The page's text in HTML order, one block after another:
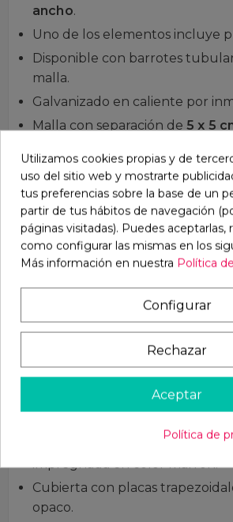
ancho.
Uno de los elementos incluye
Disponible con barrotes
malla.
Galvanizado en caliente por
Malla con separación de 5 x 5
Barrotes con separación de
por separado)
Puerta
Puerta situada en el lado
Cerrojo preparado para colocar
cerradura.
Candado no incluido.
Techo
Estructura inferior de vigas de
Remate frontal decorativo de
impregnada en color marrón.
Cubierta con placas
opaco.
Utilizamos cookies propias y de
uso del sitio web y mostrarte
tus preferencias sobre la base de un
partir de tus hábitos de navegación
páginas visitadas). Puedes aceptarlas,
como configurar las mismas en los
Más información en nuestra Política
Configurar
Rechazar
Aceptar
Política de